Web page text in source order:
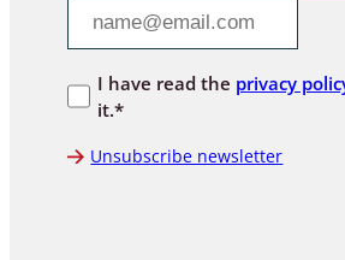
I have read the privacy
it.*
Unsubscribe newsletter